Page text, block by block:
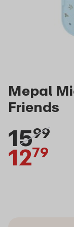
Mepal
Friends
1599
1279